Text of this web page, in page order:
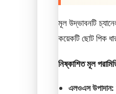
মূল উদ্ভাবনটি
কয়েকটি ছোট পিক
নিষ্কাশিত মূল
এলওএস উপাদান: